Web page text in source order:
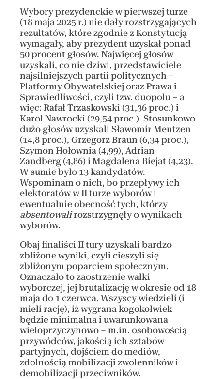
Wybory prezydenckie w pierwszej turze
(18 maja 2025 r.) nie dały rozstrzygających
rezultatów, które zgodnie z Konstytucją
wymagały, aby prezydent uzyskał ponad
50 procent głosów. Najwięcej głosów
uzyskali, co nie dziwi, przedstawiciele
najsilniejszych partii politycznych –
Platformy Obywatelskiej oraz Prawa i
Sprawiedliwości, czyli tzw. duopolu – a
więc: Rafał Trzaskowski (31,36 proc.) i
Karol Nawrocki (29,54 proc.). Stosunkowo
dużo głosów uzyskali Sławomir Mentzen
(14,8 proc.), Grzegorz Braun (6,34 proc.),
Szymon Hołownia (4,99), Adrian
Zandberg (4,86) i Magdalena Biejat (4,23).
W sumie było 13 kandydatów.
Wspominam o nich, bo przepływy ich
elektoratów w II turze wyborów i
ewentualnie obecność tych, którzy
absentowalirozstrzygnęły o wynikach
wyborów.
Obaj finaliści II tury uzyskali bardzo
zbliżone wyniki, czyli cieszyli się
zbliżonym poparciem społecznym.
Oznaczało to zaostrzenie walki
wyborczej, jej brutalizację w okresie od 18
maja do 1 czerwca. Wszyscy wiedzieli (i
mieli rację), iż wygrana kogokolwiek
będzie minimalna i uwarunkowana
wieloprzyczynowo – m.in. osobowością
przywódców, jakością ich sztabów
partyjnych, dojściem do mediów,
zdolnością mobilizacji zwolenników i
demobilizacji przeciwników.